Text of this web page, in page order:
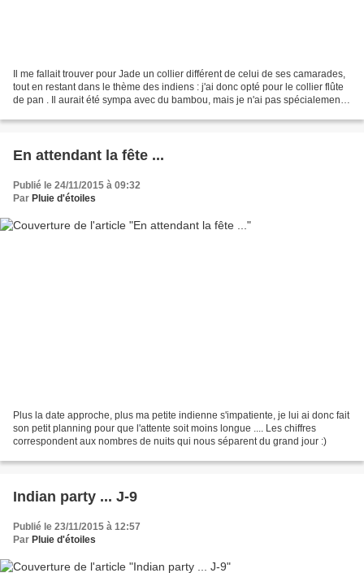
Il me fallait trouver pour Jade un collier différent de celui de ses camarades,
tout en restant dans le thème des indiens : j'ai donc opté pour le collier flûte
de pan . Il aurait été sympa avec du bambou, mais je n'ai pas spécialement
En attendant la fête ...
Publié le 24/11/2015 à 09:32
Par Pluie d'étoiles
Plus la date approche, plus ma petite indienne s'impatiente, je lui ai donc fait
son petit planning pour que l'attente soit moins longue .... Les chiffres
correspondent aux nombres de nuits qui nous séparent du grand jour :)
Indian party ... J-9
Publié le 23/11/2015 à 12:57
Par Pluie d'étoiles